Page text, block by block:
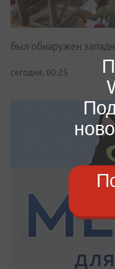
был обнаружен
сегодня, 00:25